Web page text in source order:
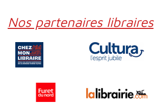
Nos partenaires libraires